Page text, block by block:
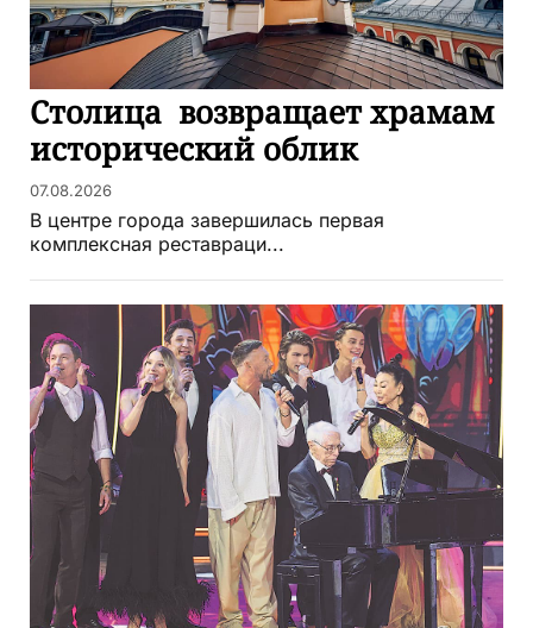
Столица возвращает храмам
исторический облик
07.08.2026
В центре города завершилась первая
комплексная реставраци...